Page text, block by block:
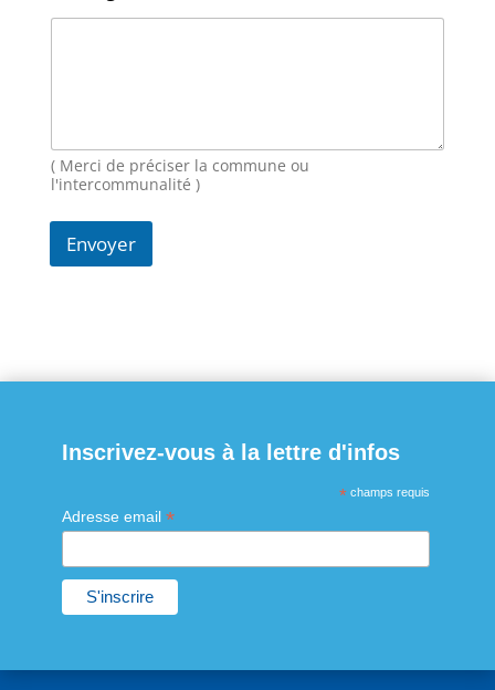
s
o
m
( Merci de préciser la commune ou
l'intercommunalité )
Envoyer
Inscrivez-vous à la lettre d'infos
* champs requis
Adresse email *